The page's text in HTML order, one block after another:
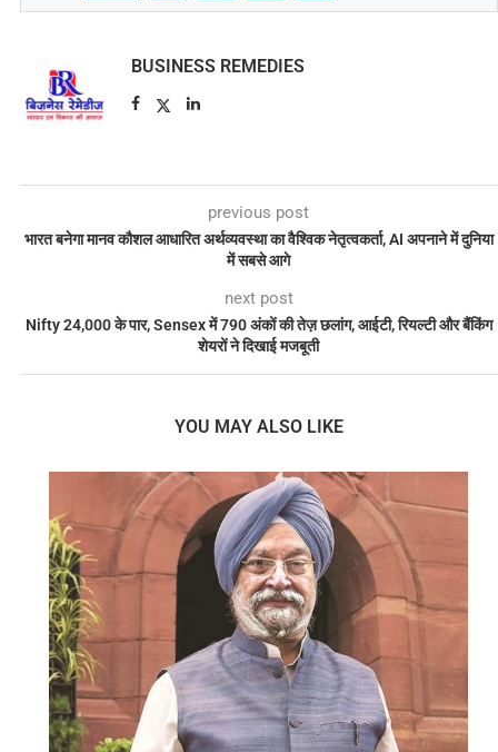
BUSINESS REMEDIES
previous post
भारत बनेगा मानव कौशल आधारित अर्थव्यवस्था का वैश्विक नेतृत्वकर्ता, AI अपनाने में दुनिया
में सबसे आगे
next post
Nifty 24,000 के पार, Sensex में 790 अंकों की तेज़ छलांग, आईटी, रियल्टी और बैंकिंग
शेयरों ने दिखाई मजबूती
YOU MAY ALSO LIKE